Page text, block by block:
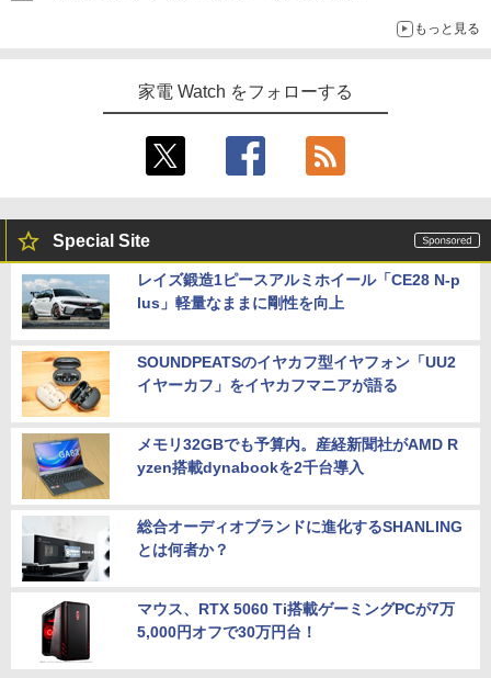
もっと見る
家電 Watch をフォローする
Special Site
レイズ鍛造1ピースアルミホイール「CE28 N-p
lus」軽量なままに剛性を向上
SOUNDPEATSのイヤカフ型イヤフォン「UU2
イヤーカフ」をイヤカフマニアが語る
メモリ32GBでも予算内。産経新聞社がAMD R
yzen搭載dynabookを2千台導入
総合オーディオブランドに進化するSHANLING
とは何者か？
マウス、RTX 5060 Ti搭載ゲーミングPCが7万
5,000円オフで30万円台！